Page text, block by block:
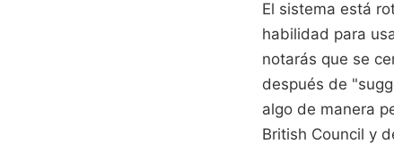
El sistema está
habilidad para
notarás que se
después de
algo de manera
British Council y